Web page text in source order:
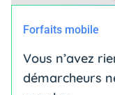
Forfaits mobile
Vous n’avez
démarcheurs